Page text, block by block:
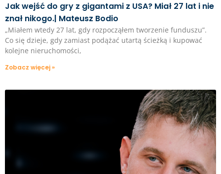
Jak wejść do gry z gigantami z USA? Miał 27 lat i nie
znał nikogo.| Mateusz Bodio
„Miałem wtedy 27 lat, gdy rozpocząłem tworzenie funduszu”.
Co się dzieje, gdy zamiast podążać utartą ścieżką i kupować
kolejne nieruchomości,
Zobacz więcej »